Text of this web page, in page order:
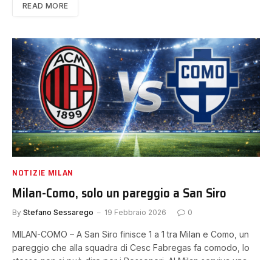
READ MORE
NOTIZIE MILAN
Milan-Como, solo un pareggio a San Siro
By Stefano Sessarego 19 Febbraio 2026 0
MILAN-COMO – A San Siro finisce 1 a 1 tra Milan e Como, un
pareggio che alla squadra di Cesc Fabregas fa comodo, lo